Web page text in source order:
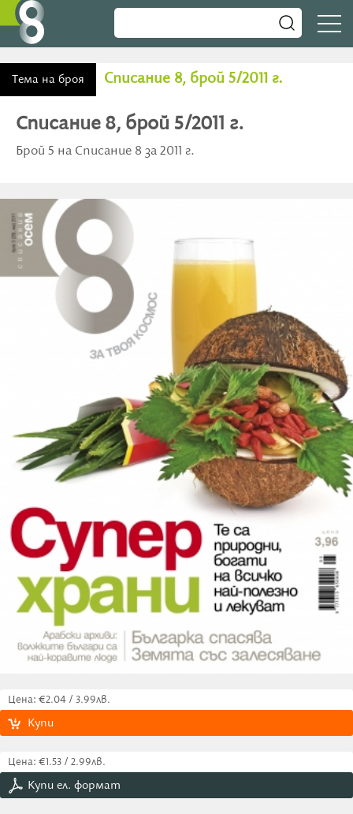
Тема на броя Списание 8, брой 5/2011 г.
Списание 8, брой 5/2011 г.
Брой 5 на Списание 8 за 2011 г.
Цена: €2.04 / 3.99лв.
Купи
Цена: €1.53 / 2.99лв.
Купи ел. формат